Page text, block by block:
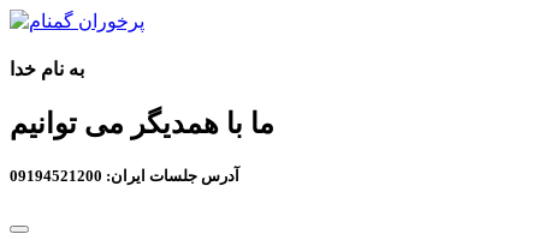
به نام خدا
ما با همدیگر می توانیم
آدرس جلسات ایران: 09194521200